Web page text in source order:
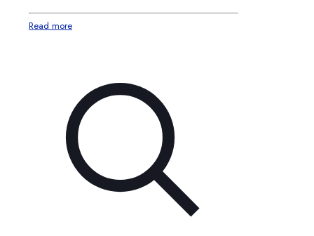
Read more